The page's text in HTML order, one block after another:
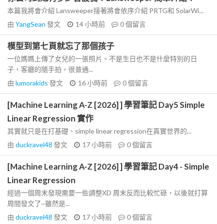
本篇我將會介紹 Lansweeper接著將會依序介紹 PRTG和 SolarWi...
由 YangSean 發文 14 小時前 0個留言
模型到第七頁就忘了那個孩子
一位媽媽上傳了女兒的一張照片。不是生日也不是什麼特別的日
子，客廳的隨手拍，很普通...
由 lumorakids 發文 16 小時前 0個留言
[Machine Learning A-Z [2026] ] 學習筆記 Day5 Simple
Linear Regression 實作
其實就只是在打基礎、simple linear regression在真實世界的...
由 duckravel48 發文 17 小時前 0個留言
[Machine Learning A-Z [2026] ] 學習筆記 Day4 - Simple
Linear Regression
經過一個周末發現需要一些調整XD 周末反而比較忙碌，以後就打算
周間發文了~雖然是...
由 duckravel48 發文 17 小時前 0個留言